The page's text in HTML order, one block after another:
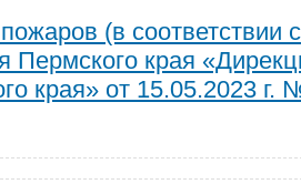
(в соответствии с
Пермского края
края» от 15.05.2023 г.